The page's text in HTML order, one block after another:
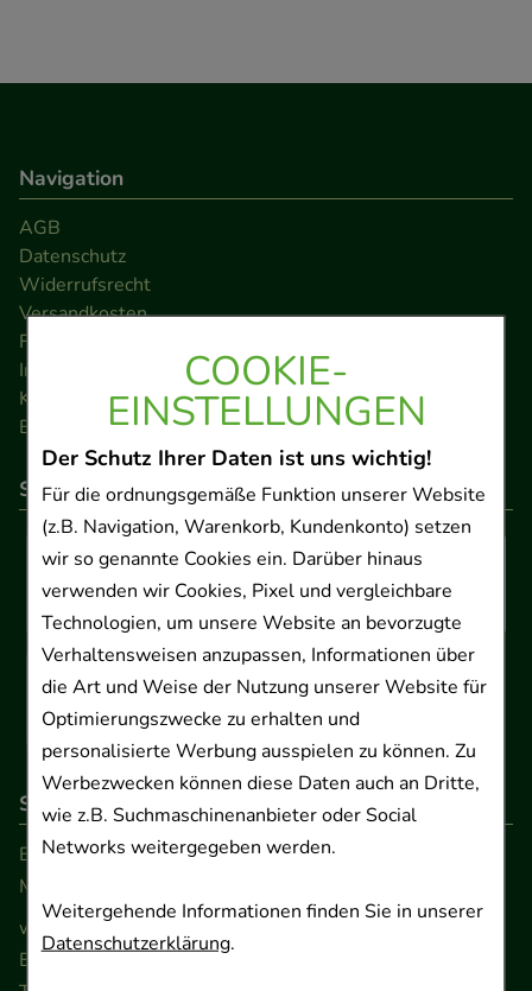
COOKIE-
EINSTELLUNGEN
Der Schutz Ihrer Daten ist uns wichtig!
Für die ordnungsgemäße Funktion unserer Website
(z.B. Navigation, Warenkorb, Kundenkonto) setzen
wir so genannte Cookies ein. Darüber hinaus
verwenden wir Cookies, Pixel und vergleichbare
Technologien, um unsere Website an bevorzugte
Verhaltensweisen anzupassen, Informationen über
die Art und Weise der Nutzung unserer Website für
Optimierungszwecke zu erhalten und
personalisierte Werbung ausspielen zu können. Zu
Werbezwecken können diese Daten auch an Dritte,
wie z.B. Suchmaschinenanbieter oder Social
Networks weitergegeben werden.
Weitergehende Informationen finden Sie in unserer
Datenschutzerklärung.
Navigation
AGB
Datenschutz
Widerrufsrecht
Versandkosten
FAQ
Impressum
Kontakt
Barrierefreiheitserklärung
So können Sie bezahlen
So erreichen Sie uns
Beratung und Kundenservice:
Montag - Freitag von 9.00 bis 17.00 Uhr
www.ApoSalis.de
Ernst-August-Platz 2 · 30159 Hannover